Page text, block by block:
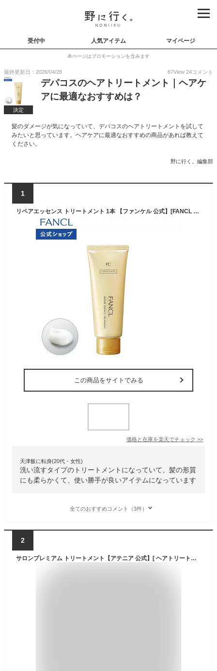
受付中 人気アイテム マイページ
本ページはプロモーションを含みます
最終更新日：2026/04/28 87View 24コメント
決定
デパコスのヘアトリートメント｜ヘアケ
アに最適なおすすめは？
髪のダメージが気になっていて、デパコスのヘアトリートメントを試して
みたいと思っています。ヘアケアに最適なおすすめの商品があれば教えて
ください。
野に行く。編集部
1
リペアエッセンス トリートメント 1本 【ファンケル 公式】[FANCL 化粧品 ヘアトリートメント ヘアートリートメント 洗い流す アミノ酸 キューティクル ヘアケア 無添加 髪の毛 ヘアー ヘア ツヤ 艶 髪 補修]
この商品をサイトでみる
価格と在庫を楽天でチェック >>
天津飯に転身(20代・女性)
洗い流すタイプのトリートメントになっていて、髪の形質
にも柔らかくて、使い勝手が良いアイテムになっています
全てのおすすめコメント（3件）
2
サロンプレミアム トリートメント【アテニア 公式】[ ヘアトリートメント ヘアートリートメント 洗い流す 髪 ヘアケア ツヤ ヘア 髪の毛 エイジングケア ヘアーパック ヘアパック ヘアマスク 美髪 インバス サロン cmc 配合 ヘアー つや髪 髪ケア さらさら 艶髪 くせ毛]